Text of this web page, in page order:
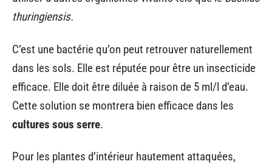
thuringiensis.
C’est une bactérie qu’on peut retrouver naturellement
dans les sols. Elle est réputée pour être un insecticide
efficace. Elle doit être diluée à raison de 5 ml/l d’eau.
Cette solution se montrera bien efficace dans les
cultures sous serre.
Pour les plantes d’intérieur hautement attaquées,